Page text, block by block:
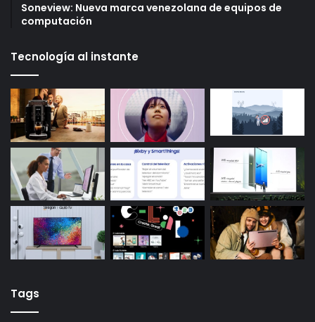
Soneview: Nueva marca venezolana de equipos de
computación
Tecnología al instante
Tags